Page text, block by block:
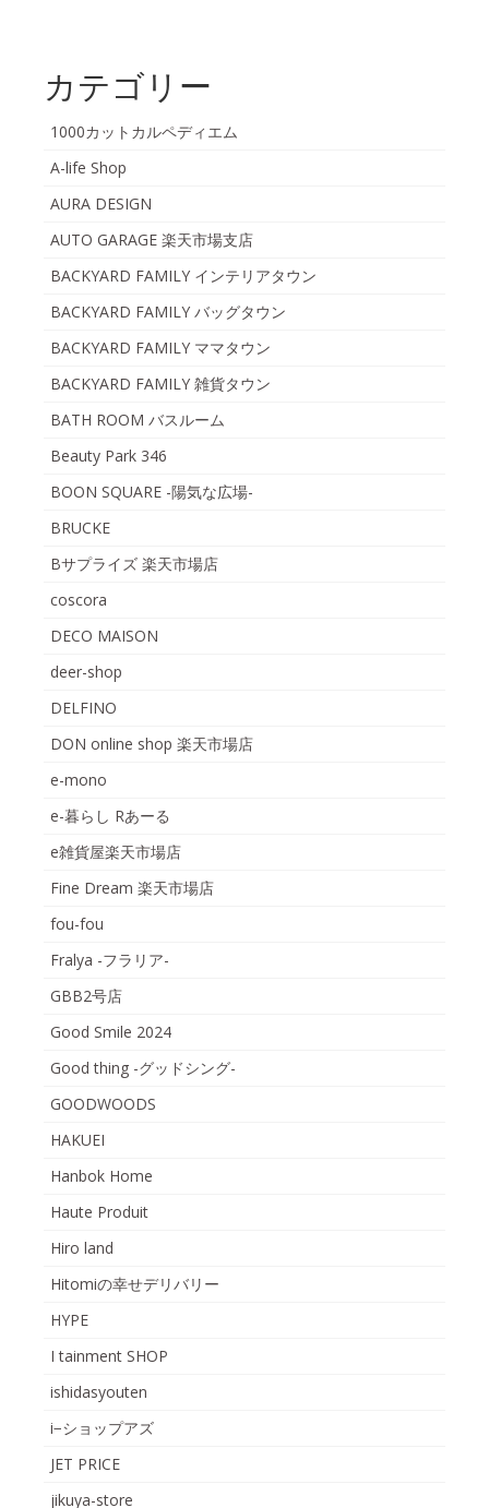
カテゴリー
1000カットカルペディエム
A-life Shop
AURA DESIGN
AUTO GARAGE 楽天市場支店
BACKYARD FAMILY インテリアタウン
BACKYARD FAMILY バッグタウン
BACKYARD FAMILY ママタウン
BACKYARD FAMILY 雑貨タウン
BATH ROOM バスルーム
Beauty Park 346
BOON SQUARE -陽気な広場-
BRUCKE
Bサプライズ 楽天市場店
coscora
DECO MAISON
deer-shop
DELFINO
DON online shop 楽天市場店
e-mono
e-暮らし Rあーる
e雑貨屋楽天市場店
Fine Dream 楽天市場店
fou-fou
Fralya -フラリア-
GBB2号店
Good Smile 2024
Good thing -グッドシング-
GOODWOODS
HAKUEI
Hanbok Home
Haute Produit
Hiro land
Hitomiの幸せデリバリー
HYPE
I tainment SHOP
ishidasyouten
i−ショップアズ
JET PRICE
jikuya-store